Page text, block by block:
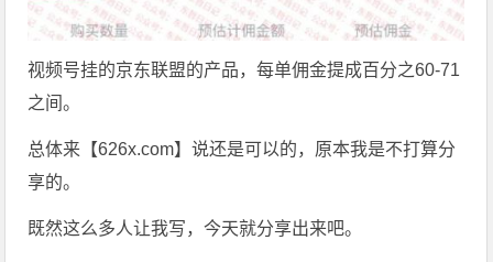
视频号挂的京东联盟的产品，每单佣金提成百分之60-71
之间。
总体来【626x.com】说还是可以的，原本我是不打算分
享的。
既然这么多人让我写，今天就分享出来吧。